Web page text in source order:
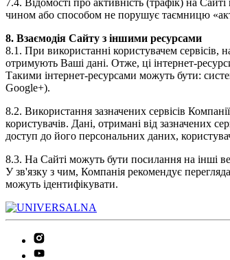
чином або способом не порушує таємницю
8. Взаємодія Сайту з іншими ресурсами
8.1. При використанні користувачем сервісів,
отримують Ваші дані. Отже, ці інтернет-
Такими інтернет-ресурсами можуть бути:
Google+).
8.2. Використання зазначених сервісів
користувачів. Дані, отримані від зазначених
доступ до його персональних даних,
8.3. На Сайті можуть бути посилання на інші
У зв'язку з чим, Компанія рекомендує
можуть ідентифікувати.